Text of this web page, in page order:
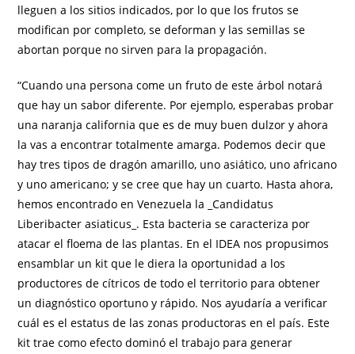
lleguen a los sitios indicados, por lo que los frutos se
modifican por completo, se deforman y las semillas se
abortan porque no sirven para la propagación.
“Cuando una persona come un fruto de este árbol notará
que hay un sabor diferente. Por ejemplo, esperabas probar
una naranja california que es de muy buen dulzor y ahora
la vas a encontrar totalmente amarga. Podemos decir que
hay tres tipos de dragón amarillo, uno asiático, uno africano
y uno americano; y se cree que hay un cuarto. Hasta ahora,
hemos encontrado en Venezuela la _Candidatus
Liberibacter asiaticus_. Esta bacteria se caracteriza por
atacar el floema de las plantas. En el IDEA nos propusimos
ensamblar un kit que le diera la oportunidad a los
productores de cítricos de todo el territorio para obtener
un diagnóstico oportuno y rápido. Nos ayudaría a verificar
cuál es el estatus de las zonas productoras en el país. Este
kit trae como efecto dominó el trabajo para generar